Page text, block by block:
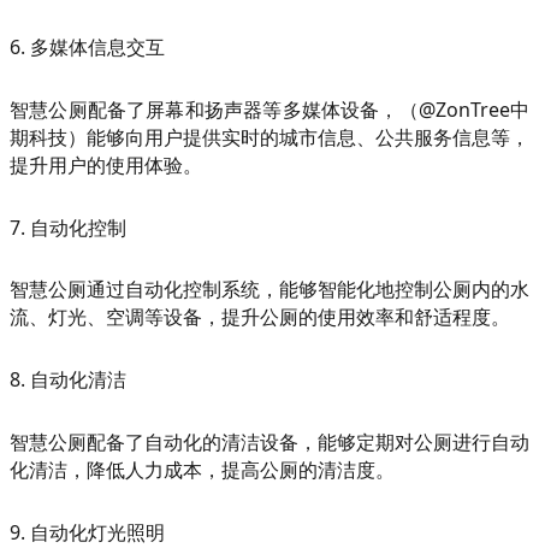
6. 多媒体信息交互
智慧公厕配备了屏幕和扬声器等多媒体设备，（@ZonTree中
期科技）能够向用户提供实时的城市信息、公共服务信息等，
提升用户的使用体验。
7. 自动化控制
智慧公厕通过自动化控制系统，能够智能化地控制公厕内的水
流、灯光、空调等设备，提升公厕的使用效率和舒适程度。
8. 自动化清洁
智慧公厕配备了自动化的清洁设备，能够定期对公厕进行自动
化清洁，降低人力成本，提高公厕的清洁度。
9. 自动化灯光照明